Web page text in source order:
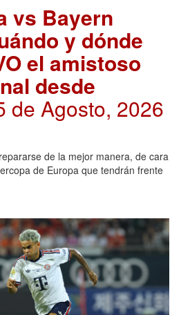
vs Bayern
y dónde
el amistoso
desde
de Agosto, 2026
de la mejor manera, de cara
de Europa que tendrán frente